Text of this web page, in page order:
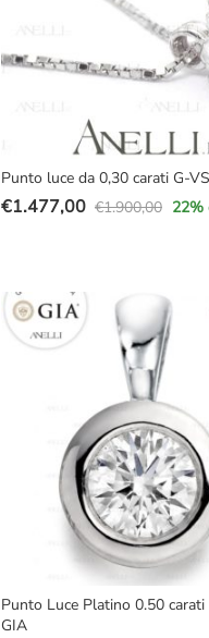
Punto luce da 0,30 carati G-
€1.900,00
Il
era:
€1.900,00.
€1.477,00
Il
è:
€1.477,00.
22%
Punto Luce Platino 0.50 carati
GIA